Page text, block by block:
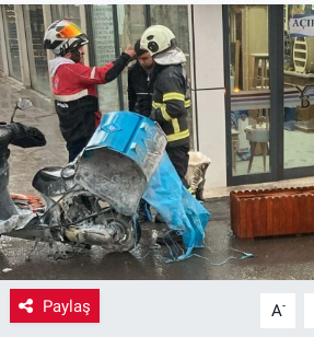
Paylaş A-
Kültür - Sanat
Yaşam
VEFATLAR